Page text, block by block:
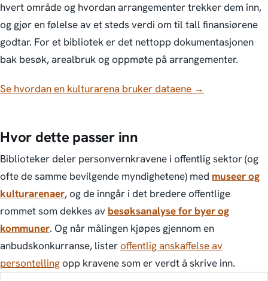
hvert område og hvordan arrangementer trekker dem inn,
og gjør en følelse av et steds verdi om til tall finansiørene
godtar. For et bibliotek er det nettopp dokumentasjonen
bak besøk, arealbruk og oppmøte på arrangementer.
Se hvordan en kulturarena bruker dataene →
Hvor dette passer inn
Biblioteker deler personvernkravene i offentlig sektor (og
ofte de samme bevilgende myndighetene) med museer og
kulturarenaer, og de inngår i det bredere offentlige
rommet som dekkes av besøksanalyse for byer og
kommuner. Og når målingen kjøpes gjennom en
anbudskonkurranse, listeroffentlig anskaffelse av
persontellingopp kravene som er verdt å skrive inn.